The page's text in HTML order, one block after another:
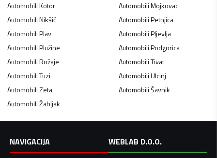
AutomobiliKotor AutomobiliMojkovac
AutomobiliNikšić AutomobiliPetnjica
AutomobiliPlav AutomobiliPljevlja
AutomobiliPlužine AutomobiliPodgorica
AutomobiliRožaje AutomobiliTivat
AutomobiliTuzi AutomobiliUlcinj
AutomobiliZeta AutomobiliŠavnik
AutomobiliŽabljak
NAVIGACIJA
WEBLAB D.O.O.